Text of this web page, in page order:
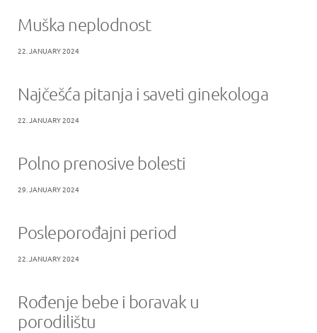
Muška neplodnost
22. JANUARY 2024
Najčešća pitanja i saveti ginekologa
22. JANUARY 2024
Polno prenosive bolesti
29. JANUARY 2024
Posleporođajni period
22. JANUARY 2024
Rođenje bebe i boravak u
porodilištu